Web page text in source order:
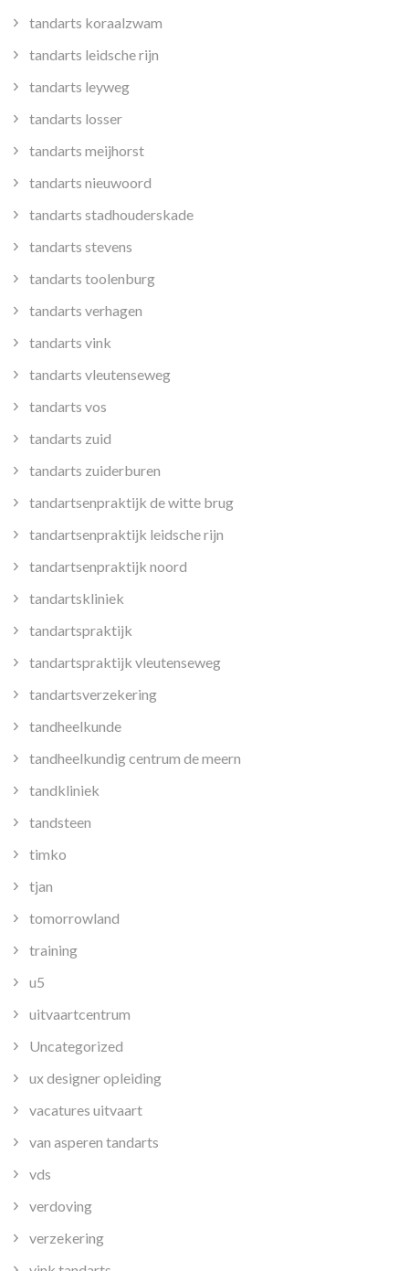
tandarts koraalzwam
tandarts leidsche rijn
tandarts leyweg
tandarts losser
tandarts meijhorst
tandarts nieuwoord
tandarts stadhouderskade
tandarts stevens
tandarts toolenburg
tandarts verhagen
tandarts vink
tandarts vleutenseweg
tandarts vos
tandarts zuid
tandarts zuiderburen
tandartsenpraktijk de witte brug
tandartsenpraktijk leidsche rijn
tandartsenpraktijk noord
tandartskliniek
tandartspraktijk
tandartspraktijk vleutenseweg
tandartsverzekering
tandheelkunde
tandheelkundig centrum de meern
tandkliniek
tandsteen
timko
tjan
tomorrowland
training
u5
uitvaartcentrum
Uncategorized
ux designer opleiding
vacatures uitvaart
van asperen tandarts
vds
verdoving
verzekering